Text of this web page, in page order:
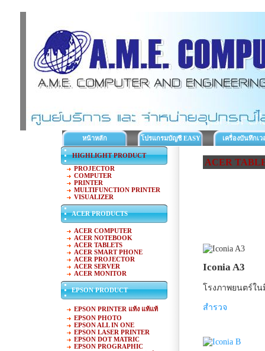
หน้าหลัก โปรแกรมบัญชี EASY
ACC
เครื่องบันทึกเว
HIGHLIGHT PRODUCT
PROJECTOR
COMPUTER
PRINTER
MULTIFUNCTION PRINTER
VISUALIZER
ACER PRODUCTS
ACER COMPUTER
ACER NOTEBOOK
ACER TABLETS
ACER SMART PHONE
ACER PROJECTOR
ACER SERVER
ACER MONITOR
EPSON PRODUCT
EPSON PRINTER แท้ง แท้แท้
EPSON PHOTO
EPSON ALL IN ONE
EPSON LASER PRINTER
EPSON DOT MATRIC
EPSON PROGRAPHIC
ACER
Iconia A3
โรงภาพยนตร์ใ
สำรวจ